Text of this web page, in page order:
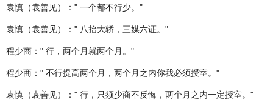
袁慎（袁善见）：" 一个都不行少。"
袁慎（袁善见）：" 八抬大轿，三媒六证。"
程少商：" 行，两个月就两个月。"
程少商：" 不行提高两个月，两个月之内你我必须授室。"
袁慎（袁善见）：" 行，只须少商不反悔，两个月之内一定授室。"